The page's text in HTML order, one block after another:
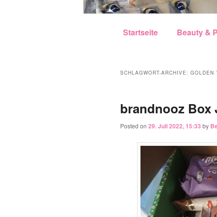
Zum Inhalt wechseln
Zum sekundären Inhalt
Startseite Beauty &
SCHLAGWORT-ARCHIVE: GOLDEN
brandnooz Box
Posted on 29. Juli 2022, 15:33 by